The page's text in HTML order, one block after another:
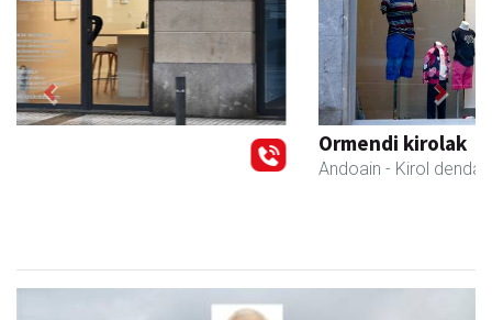
Previous Next